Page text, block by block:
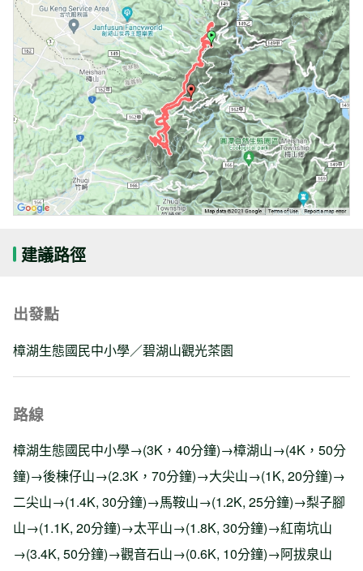
建議路徑
出發點
樟湖生態國民中小學／碧湖山觀光茶園
路線
樟湖生態國民中小學→(3K，40分鐘)→樟湖山→(4K，50分
鐘)→後棟仔山→(2.3K，70分鐘)→大尖山→(1K, 20分鐘)→
二尖山→(1.4K, 30分鐘)→馬鞍山→(1.2K, 25分鐘)→梨子腳
山→(1.1K, 20分鐘)→太平山→(1.8K, 30分鐘)→紅南坑山
→(3.4K, 50分鐘)→觀音石山→(0.6K, 10分鐘)→阿拔泉山